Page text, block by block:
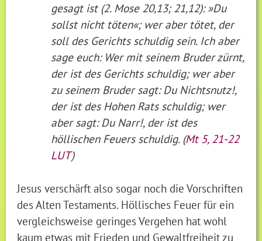
gesagt ist (2. Mose 20,13; 21,12): »Du
sollst nicht töten«; wer aber tötet, der
soll des Gerichts schuldig sein. Ich aber
sage euch: Wer mit seinem Bruder zürnt,
der ist des Gerichts schuldig; wer aber
zu seinem Bruder sagt: Du Nichtsnutz!,
der ist des Hohen Rats schuldig; wer
aber sagt: Du Narr!, der ist des
höllischen Feuers schuldig. (Mt 5, 21-22
LUT)
Jesus verschärft also sogar noch die Vorschriften
des Alten Testaments. Höllisches Feuer für ein
vergleichsweise geringes Vergehen hat wohl
kaum etwas mit Frieden und Gewaltfreiheit zu